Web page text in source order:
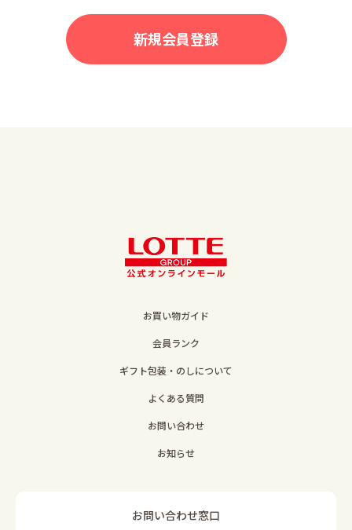
お買い物ガイド
会員ランク
ギフト包装・のしについて
よくある質問
お問い合わせ
お知らせ
お問い合わせ窓口